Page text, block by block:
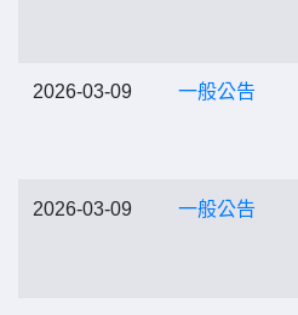
2026-03-09 一般公告
2026-03-09 一般公告